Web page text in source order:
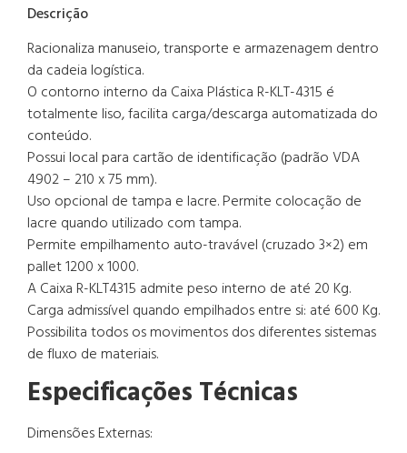
Descrição
Racionaliza manuseio, transporte e armazenagem dentro
da cadeia logística.
O contorno interno da Caixa Plástica R-KLT-4315 é
totalmente liso, facilita carga/descarga automatizada do
conteúdo.
Possui local para cartão de identificação (padrão VDA
4902 – 210 x 75 mm).
Uso opcional de tampa e lacre. Permite colocação de
lacre quando utilizado com tampa.
Permite empilhamento auto-travável (cruzado 3×2) em
pallet 1200 x 1000.
A Caixa R-KLT4315 admite peso interno de até 20 Kg.
Carga admissível quando empilhados entre si: até 600 Kg.
Possibilita todos os movimentos dos diferentes sistemas
de fluxo de materiais.
Especificações Técnicas
Dimensões Externas: